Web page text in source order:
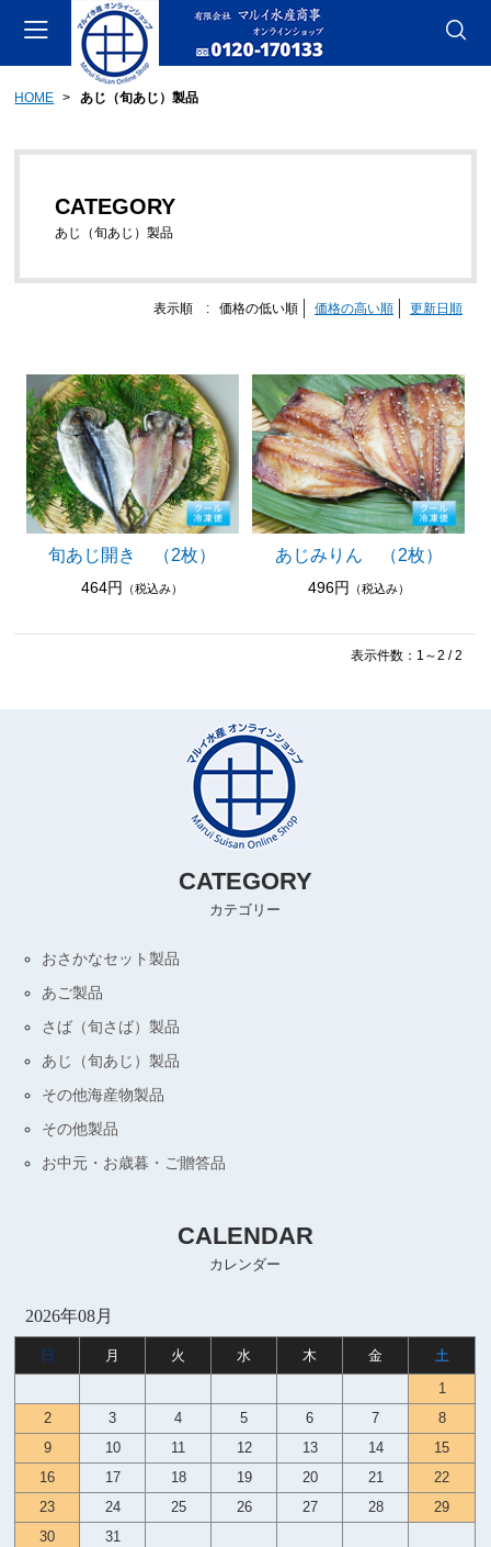
おさかなセット製品
さば（旬さば）製品
その他海産物製品
その他製品
お中元・お歳暮・ご贈答品
HOME あじ（旬あじ）製品
CATEGORY
あじ（旬あじ）製品
表示順 : 価格の低い順 価格の高い順 更新日順
旬あじ開き （2枚）
464円 （税込み）
あじみりん （2枚）
496円 （税込み）
表示件数：1～2 / 2
CATEGORY
カテゴリー
おさかなセット製品
あご製品
さば（旬さば）製品
あじ（旬あじ）製品
その他海産物製品
その他製品
お中元・お歳暮・ご贈答品
CALENDAR
カレンダー
2026年08月
日 月 火 水 木 金
土
1
2
3 4 5 6 7
8
9
10 11 12 13 14
15
16
17 18 19 20 21
22
23
24 25 26 27 28
29
30
31